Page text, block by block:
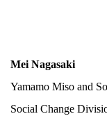
Mei Nagasaki
Yamamo Miso and
Social Change